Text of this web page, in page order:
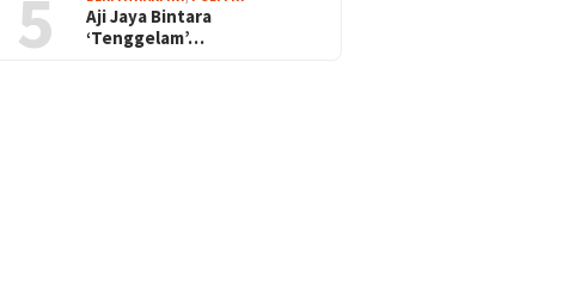
5
Aji Jaya Bintara
‘Tenggelam’…